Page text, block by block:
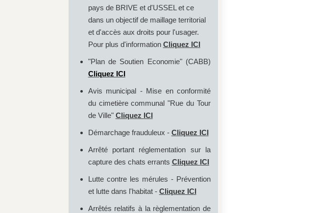
pays de BRIVE et d'USSEL et ce
dans un objectif de maillage territorial
et d'accès aux droits pour l'usager.
Pour plus d'information Cliquez ICI
"Plan de Soutien Economie" (CABB)
Cliquez ICI
Avis municipal - Mise en conformité
du cimetière communal "Rue du Tour
de Ville" Cliquez ICI
Démarchage frauduleux - Cliquez ICI
Arrêté portant réglementation sur la
capture des chats errants Cliquez ICI
Lutte contre les mérules - Prévention
et lutte dans l'habitat - Cliquez ICI
Arrêtés relatifs à la règlementation de